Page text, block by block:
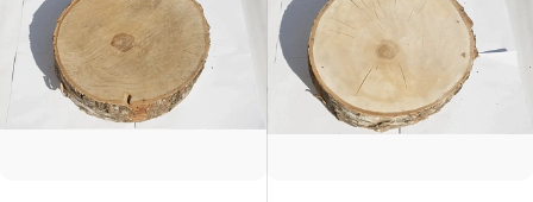
0,00045 м3
0,0008 м3